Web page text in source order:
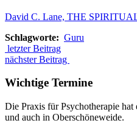
David C. Lane, THE
Schlagworte: Guru
letzter Beitrag
nächster Beitrag
Wichtige Termine
Die Praxis für Psychotherapie
und auch in Oberschöneweide.